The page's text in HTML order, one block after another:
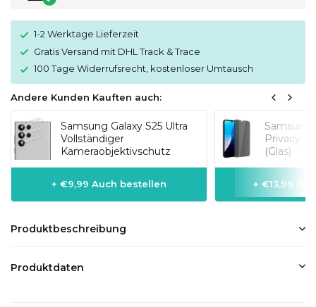
1-2 Werktage Lieferzeit
Gratis Versand mit DHL Track & Trace
100 Tage Widerrufsrecht, kostenloser Umtausch
Andere Kunden Kauften auch:
Samsung Galaxy S25 Ultra
Vollständiger
Kameraobjektivschutz
+ €9,99 Auch bestellen
Samsung
Privacy
(Glas)
+ €13,99
Produktbeschreibung
Produktdaten